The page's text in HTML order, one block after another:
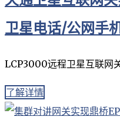
卫星电话/公网手
LCP3000远程卫星互联网
了解详情